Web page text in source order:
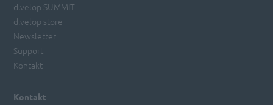
Kontakt
d.velop SUMMIT
d.velop store
Newsletter
Support
Kontakt